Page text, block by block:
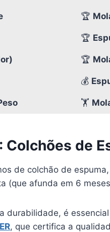
🏆
🏆
🏆
💰
🏋️
Colchões de
de colchão de
(que afunda em 6
durabilidade, é
, que certifica a